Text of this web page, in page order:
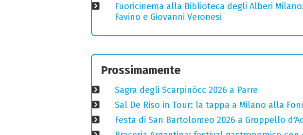
Fuoricinema alla Biblioteca degli Alberi
Favino e Giovanni Veronesi
Prossimamente
Sagra degli Scarpinòcc 2026 a Parre
Sal De Riso in Tour: la tappa a Milano alla
Festa di San Bartolomeo 2026 a Groppello